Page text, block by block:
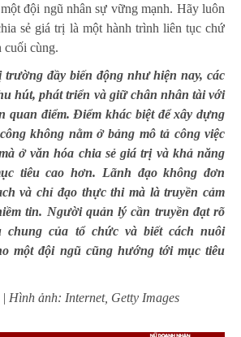
đội ngũ nhân sự vững mạnh. Hãy luôn
sẻ giá trị là một hành trình liên tục chứ
cuối cùng.
đầy biến động như hiện nay, các
hút, phát triển và giữ chân nhân tài với
quan điểm. Điểm khác biệt để xây dựng
không nằm ở bảng mô tả công việc
ở văn hóa chia sẻ giá trị và khả năng
tiêu cao hơn. Lãnh đạo không đơn
và chỉ đạo thực thi mà là truyền cảm
tin. Người quản lý cần truyền đạt rõ
chung của tổ chức và biết cách nuôi
một đội ngũ cũng hướng tới mục tiêu
Hình ảnh: Internet, Getty Images